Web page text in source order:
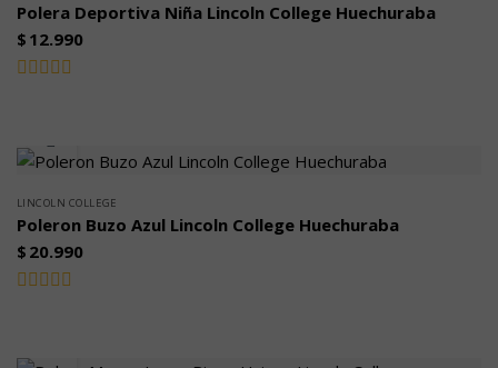
Polera Deportiva Niña Lincoln College Huechuraba
de
5
$ 12.990
LINCOLN COLLEGE
Poleron Buzo Azul Lincoln College Huechuraba
de
$ 20.990